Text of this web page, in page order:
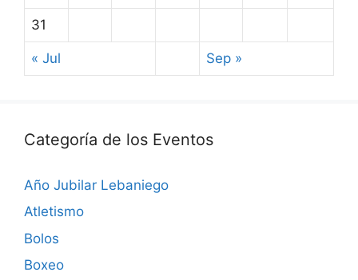
31
« Jul Sep »
Categoría de los Eventos
Año Jubilar Lebaniego
Atletismo
Bolos
Boxeo